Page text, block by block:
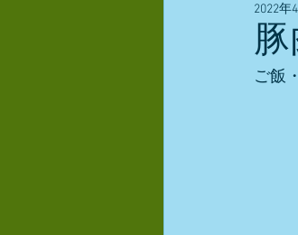
未就園児ス
2022年
ご飯